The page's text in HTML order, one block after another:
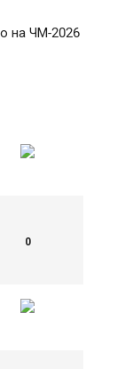
на ЧМ-2026
0